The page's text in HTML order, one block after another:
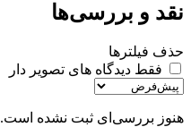
نقد و بررسی‌ها
حذف فیلترها
فقط دیدگاه های تصویر دار
هنوز بررسی‌ای ثبت نشده است.